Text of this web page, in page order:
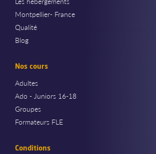
Montpellier- France
Qualité
Blog
Nos cours
Adultes
Ado - Juniors 16-18
Groupes
Formateurs FLE
Conditions